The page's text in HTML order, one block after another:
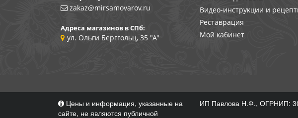
Видео-инструкции и
Реставрация
Мой кабинет
zakaz@mirsamovarov.ru
Адреса магазинов в СПб:
ул. Ольги Берггольц, 35 "А"
Цены и информация, указанные на
сайте, не являются публичной
ИП Павлова Н.Ф., ОГРНИП: